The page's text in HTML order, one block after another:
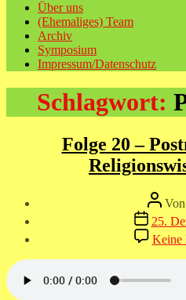
Über uns
(Ehemaliges) Team
Archiv
Symposium
Impressum/Datenschutz
Schlagwort:
Folge 20 –
Von
25.
Keine